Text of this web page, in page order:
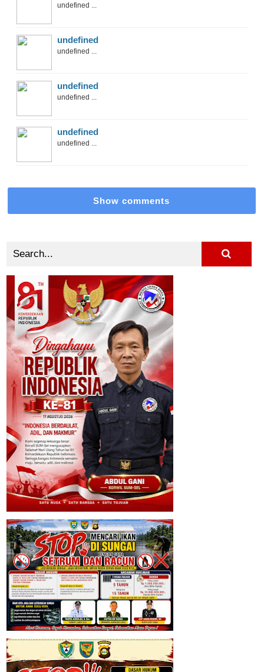
undefined ...
undefined
undefined ...
undefined
undefined ...
undefined
undefined ...
Show comments